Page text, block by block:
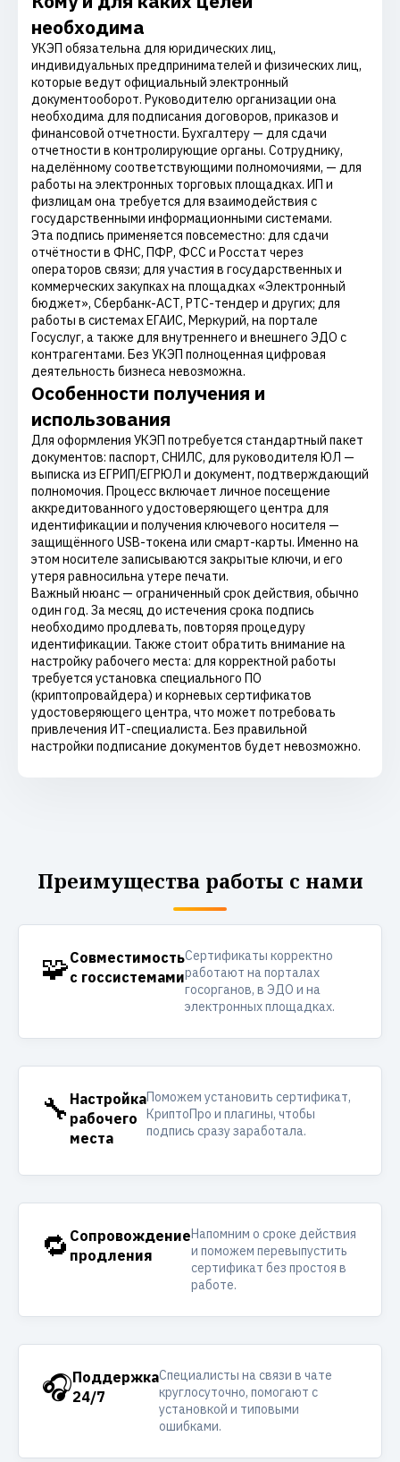
необходима
УКЭП обязательна для юридических лиц,
индивидуальных предпринимателей и физических лиц,
которые ведут официальный электронный
документооборот. Руководителю организации она
необходима для подписания договоров, приказов и
финансовой отчетности. Бухгалтеру — для сдачи
отчетности в контролирующие органы. Сотруднику,
наделённому соответствующими полномочиями, — для
работы на электронных торговых площадках. ИП и
физлицам она требуется для взаимодействия с
государственными информационными системами.
Эта подпись применяется повсеместно: для сдачи
отчётности в ФНС, ПФР, ФСС и Росстат через
операторов связи; для участия в государственных и
коммерческих закупках на площадках «Электронный
бюджет», Сбербанк-АСТ, РТС-тендер и других; для
работы в системах ЕГАИС, Меркурий, на портале
Госуслуг, а также для внутреннего и внешнего ЭДО с
контрагентами. Без УКЭП полноценная цифровая
деятельность бизнеса невозможна.
Особенности получения и
использования
Для оформления УКЭП потребуется стандартный пакет
документов: паспорт, СНИЛС, для руководителя ЮЛ —
выписка из ЕГРИП/ЕГРЮЛ и документ, подтверждающий
полномочия. Процесс включает личное посещение
аккредитованного удостоверяющего центра для
идентификации и получения ключевого носителя —
защищённого USB-токена или смарт-карты. Именно на
этом носителе записываются закрытые ключи, и его
утеря равносильна утере печати.
Важный нюанс — ограниченный срок действия, обычно
один год. За месяц до истечения срока подпись
необходимо продлевать, повторяя процедуру
идентификации. Также стоит обратить внимание на
настройку рабочего места: для корректной работы
требуется установка специального ПО
(криптопровайдера) и корневых сертификатов
удостоверяющего центра, что может потребовать
привлечения ИТ-специалиста. Без правильной
настройки подписание документов будет невозможно.
Преимущества работы с нами
🧩Совместимость
с госсистемами
Сертификаты корректно
работают на порталах
госорганов, в ЭДО и на
электронных площадках.
🔧 Настройка
рабочего
места
Поможем установить сертификат,
КриптоПро и плагины, чтобы
подпись сразу заработала.
🔁 Сопровождение
продления
Напомним о сроке действия
и поможем перевыпустить
сертификат без простоя в
работе.
🎧Поддержка
24/7
Специалисты на связи в чате
круглосуточно, помогают с
установкой и типовыми
ошибками.